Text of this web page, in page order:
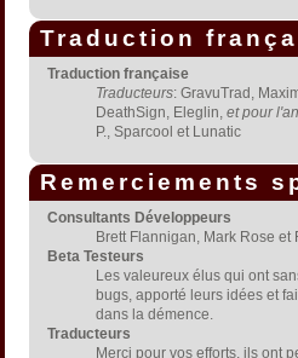
Traduction
Traduction française
Traducteurs: GravuTrad,
DeathSign, Eleglin, et pour
P., Sparcool et Lunatic
Remerciements
Consultants Développeurs
Brett Flannigan, Mark Rose
Beta Testeurs
Les valeureux élus qui ont
bugs, apporté leurs idées et
dans la démence.
Traducteurs
Merci pour vos efforts, ils ont